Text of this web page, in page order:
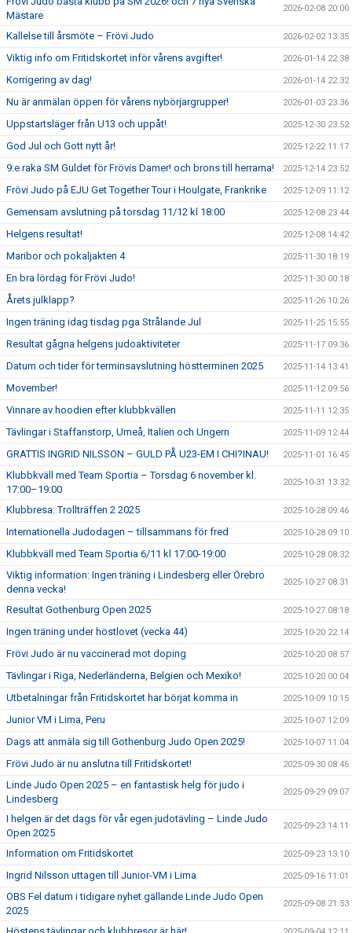
Mästare
2026-02-08 20:00
Kallelse till årsmöte – Frövi Judo 2026-02-02 13:35
Viktig info om Fritidskortet inför vårens avgifter! 2026-01-14 22:38
Korrigering av dag! 2026-01-14 22:32
Nu är anmälan öppen för vårens nybörjargrupper! 2026-01-03 23:36
Uppstartsläger från U13 och uppåt! 2025-12-30 23:52
God Jul och Gott nytt år! 2025-12-22 11:17
9:e raka SM Guldet för Frövis Damer! och brons till herrarna! 2025-12-14 23:52
Frövi Judo på EJU Get Together Tour i Houlgate, Frankrike 2025-12-09 11:12
Gemensam avslutning på torsdag 11/12 kl 18:00 2025-12-08 23:44
Helgens resultat! 2025-12-08 14:42
Maribor och pokaljakten 4 2025-11-30 18:19
En bra lördag för Frövi Judo! 2025-11-30 00:18
Årets julklapp? 2025-11-26 10:26
Ingen träning idag tisdag pga Strålande Jul 2025-11-25 15:55
Resultat gågna helgens judoaktiviteter 2025-11-17 09:36
Datum och tider för terminsavslutning höstterminen 2025 2025-11-14 13:41
Movember! 2025-11-12 09:56
Vinnare av hoodien efter klubbkvällen 2025-11-11 12:35
Tävlingar i Staffanstorp, Umeå, Italien och Ungern 2025-11-09 12:44
GRATTIS INGRID NILSSON – GULD PÅ U23-EM I CHI?INAU! 2025-11-01 16:45
Klubbkväll med Team Sportia – Torsdag 6 november kl.
17:00–19:00
2025-10-31 13:32
Klubbresa: Trollträffen 2 2025 2025-10-28 09:46
Internationella Judodagen – tillsammans för fred 2025-10-28 09:10
Klubbkväll med Team Sportia 6/11 kl 17:00-19:00 2025-10-28 08:32
Viktig information: Ingen träning i Lindesberg eller Örebro
denna vecka!
2025-10-27 08:31
Resultat Gothenburg Open 2025 2025-10-27 08:18
Ingen träning under höstlovet (vecka 44) 2025-10-20 22:14
Frövi Judo är nu vaccinerad mot doping 2025-10-20 08:57
Tävlingar i Riga, Nederländerna, Belgien och Mexiko! 2025-10-20 00:04
Utbetalningar från Fritidskortet har börjat komma in 2025-10-09 10:15
Junior VM i Lima, Peru 2025-10-07 12:09
Dags att anmäla sig till Gothenburg Judo Open 2025! 2025-10-07 11:04
Frövi Judo är nu anslutna till Fritidskortet! 2025-09-30 08:46
Linde Judo Open 2025 – en fantastisk helg för judo i
Lindesberg
2025-09-29 09:07
I helgen är det dags för vår egen judotävling – Linde Judo
Open 2025
2025-09-23 14:11
Information om Fritidskortet 2025-09-23 13:10
Ingrid Nilsson uttagen till Junior-VM i Lima 2025-09-16 11:01
OBS Fel datum i tidigare nyhet gällande Linde Judo Open
2025
2025-09-08 21:53